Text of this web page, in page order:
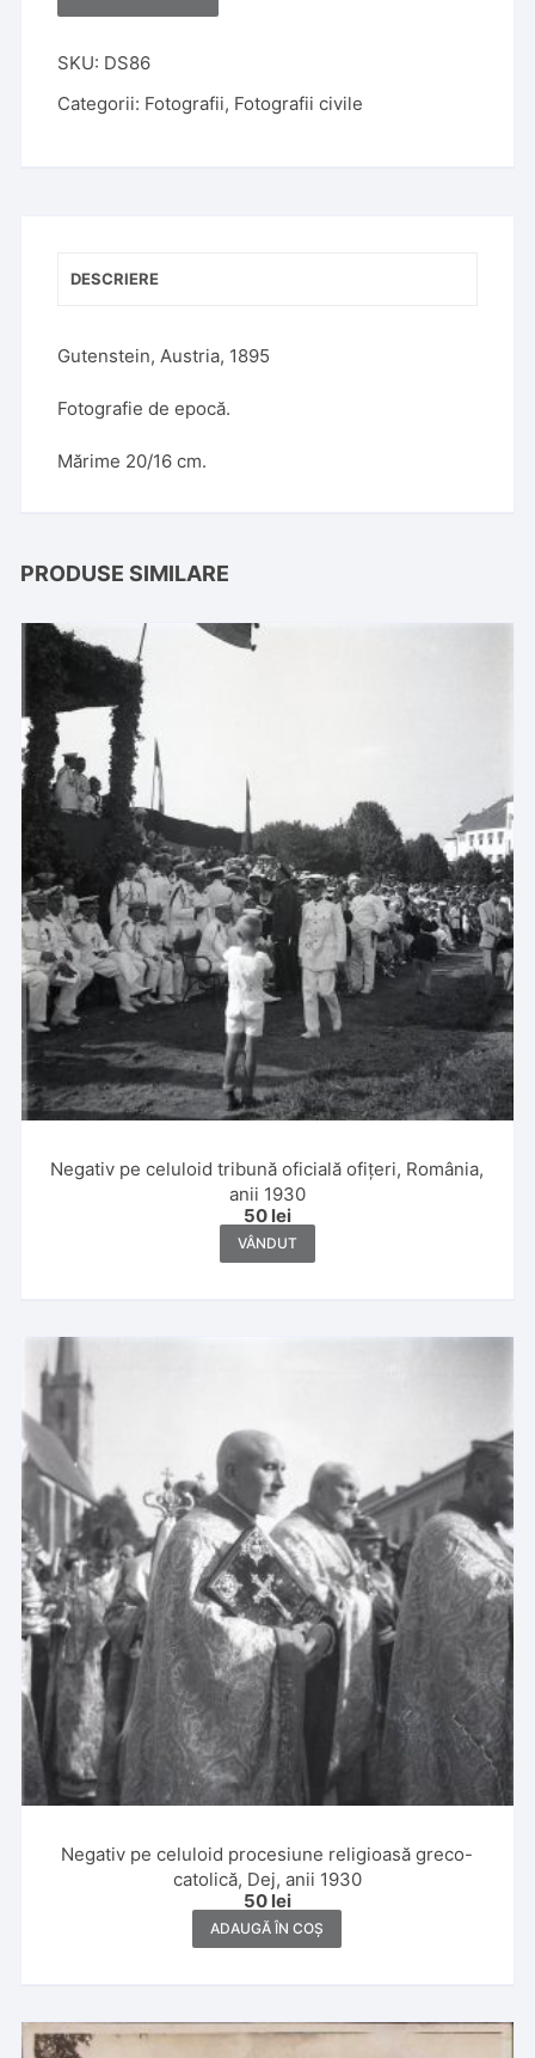
t
SKU: DS86
Categorii: Fotografii, Fotografii civile
DESCRIERE
Gutenstein, Austria, 1895
Fotografie de epocă.
Mărime 20/16 cm.
PRODUSE SIMILARE
Negativ pe celuloid tribună oficială ofițeri, România,
anii 1930
50 lei
VÂNDUT
Negativ pe celuloid procesiune religioasă greco-
catolică, Dej, anii 1930
50 lei
ADAUGĂ ÎN COȘ